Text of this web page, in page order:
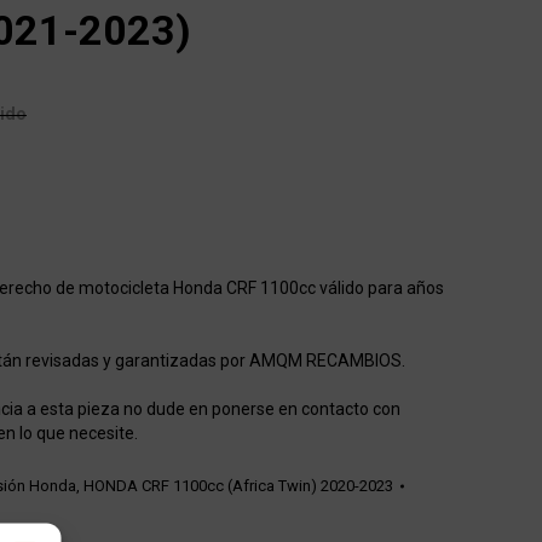
2023)
de motocicleta Honda CRF 1100cc válido para años
revisadas y garantizadas por AMQM RECAMBIOS.
a esta pieza no dude en ponerse en contacto con
lo que necesite.
Honda, HONDA CRF 1100cc (Africa Twin) 2020-2023